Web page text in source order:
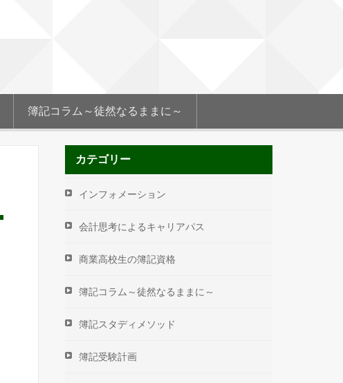
簿記コラム～徒然なるままに～
カテゴリー
インフォメーション
会計思考によるキャリアパス
商業高校生の簿記資格
簿記コラム～徒然なるままに～
簿記スタディメソッド
簿記受験計画